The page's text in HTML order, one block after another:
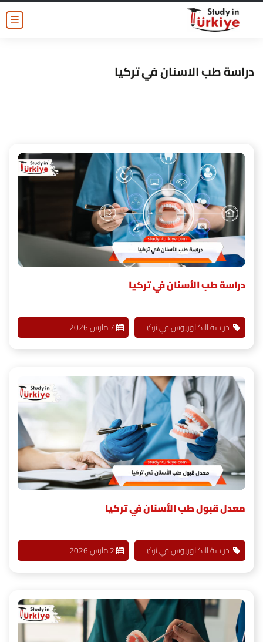
☰
دراسة طب الاسنان في تركيا
دراسة طب الأسنان في تركيا
دراسة البكالوريوس في تركيا 7 مارس 2026
معدل قبول طب الأسنان في تركيا
دراسة البكالوريوس في تركيا 2 مارس 2026